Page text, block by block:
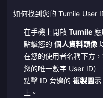
如何找到您的 Tumile User
在手機上開啟 Tumile應
點擊您的 個人資料頭像
在您的使用者名稱下方
您的唯一數字 User ID）
點擊 ID 旁邊的 複製圖示
上。